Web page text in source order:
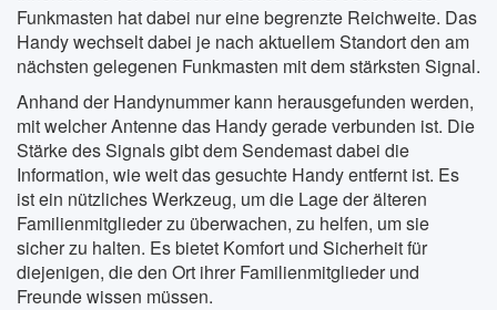
Funkmasten hat dabei nur eine begrenzte Reichweite. Das
Handy wechselt dabei je nach aktuellem Standort den am
nächsten gelegenen Funkmasten mit dem stärksten Signal.
Anhand der Handynummer kann herausgefunden werden,
mit welcher Antenne das Handy gerade verbunden ist. Die
Stärke des Signals gibt dem Sendemast dabei die
Information, wie weit das gesuchte Handy entfernt ist. Es
ist ein nützliches Werkzeug, um die Lage der älteren
Familienmitglieder zu überwachen, zu helfen, um sie
sicher zu halten. Es bietet Komfort und Sicherheit für
diejenigen, die den Ort ihrer Familienmitglieder und
Freunde wissen müssen.